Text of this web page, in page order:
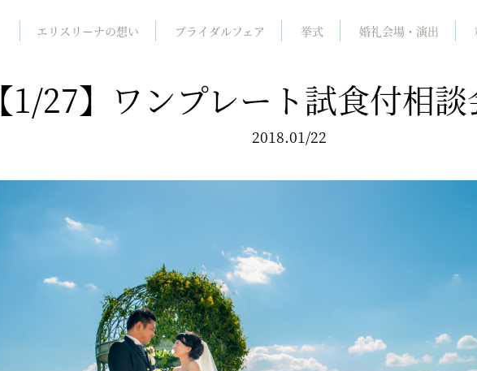
エリスリーナの想い ブライダルフェア 挙式 婚礼会場・演出
【1/27】ワンプレート試食付相
2018.01/22